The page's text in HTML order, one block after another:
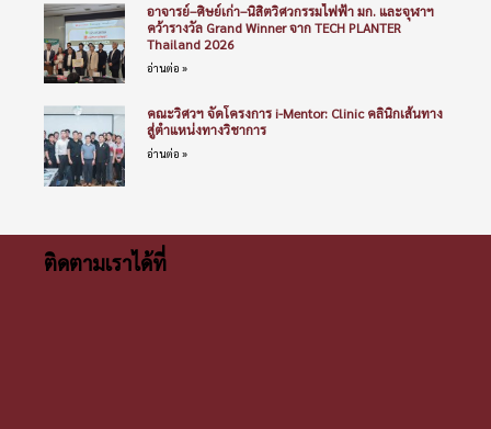
อาจารย์–ศิษย์เก่า–นิสิตวิศวกรรมไฟฟ้า มก. และจุฬาฯ
คว้ารางวัล Grand Winner จาก TECH PLANTER
Thailand 2026
อ่านต่อ »
คณะวิศวฯ จัดโครงการ i-Mentor: Clinic คลินิกเส้นทาง
สู่ตำแหน่งทางวิชาการ
อ่านต่อ »
ติดตามเราได้ที่